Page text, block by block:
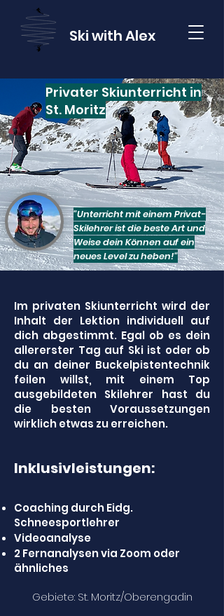
Ski with Alex
Privater Skiunterricht in
St. Moritz
"Unterricht mit einem Privat-
Skilehrer ist die beste Art und
Weise dein Können auf ein
neues Level zu heben!"
Im privaten Skiunterricht wird der
Inhalt der Lektion individuell auf
dich abgestimmt. Egal ob es dein
allererster Tag auf Ski ist oder ob
du an deiner Buckelpistentechnik
feilen willst, mit einem Top
ausgebildeten Skilehrer hast du
die besten Voraussetzungen
wirklich etwas zu erreichen.
Inklusivleistungen:
Coaching durch Eidg.
Schneesportlehrer
Videoanalyse
2 Fernanalysen via Zoom oder
ähnliches
Gebiete: St. Moritz/Oberengadin